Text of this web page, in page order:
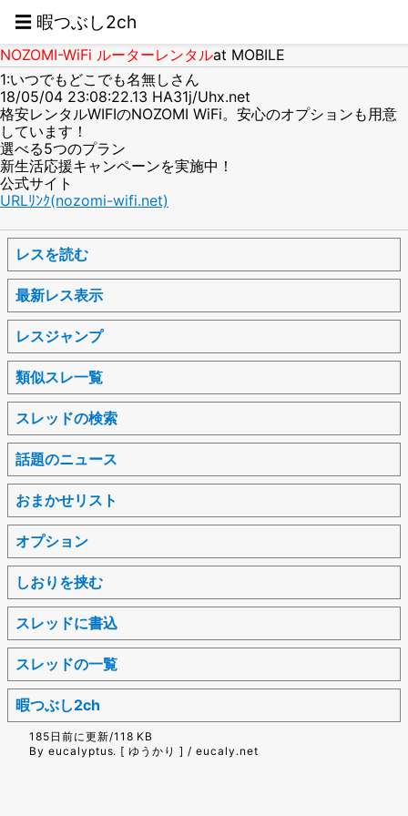
☰ 暇つぶし2ch
NOZOMI-WiFi ルーターレンタルat MOBILE
1:いつでもどこでも名無しさん
18/05/04 23:08:22.13 HA31j/Uhx.net
格安レンタルWIFIのNOZOMI WiFi。安心のオプションも用意
しています！
選べる5つのプラン
新生活応援キャンペーンを実施中！
公式サイト
URLﾘﾝｸ(nozomi-wifi.net)
レスを読む
最新レス表示
レスジャンプ
類似スレ一覧
スレッドの検索
話題のニュース
おまかせリスト
オプション
しおりを挟む
スレッドに書込
スレッドの一覧
暇つぶし2ch
185日前に更新/118 KB
By eucalyptus. [ ゆうかり ] / eucaly.net